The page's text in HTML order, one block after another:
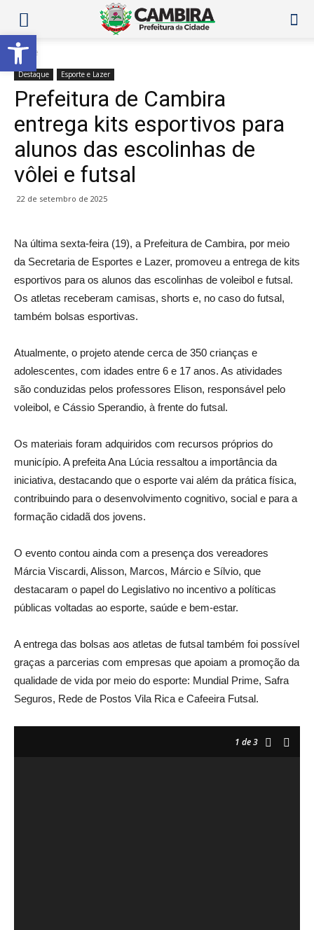
Home
Destaque Esporte e Lazer
Prefeitura de Cambira
entrega kits esportivos para
alunos das escolinhas de
vôlei e futsal
22 de setembro de 2025
Na última sexta-feira (19), a Prefeitura de Cambira, por meio
da Secretaria de Esportes e Lazer, promoveu a entrega de kits
esportivos para os alunos das escolinhas de voleibol e futsal.
Os atletas receberam camisas, shorts e, no caso do futsal,
também bolsas esportivas.
Atualmente, o projeto atende cerca de 350 crianças e
adolescentes, com idades entre 6 e 17 anos. As atividades
são conduzidas pelos professores Elison, responsável pelo
voleibol, e Cássio Sperandio, à frente do futsal.
Os materiais foram adquiridos com recursos próprios do
município. A prefeita Ana Lúcia ressaltou a importância da
iniciativa, destacando que o esporte vai além da prática física,
contribuindo para o desenvolvimento cognitivo, social e para a
formação cidadã dos jovens.
O evento contou ainda com a presença dos vereadores
Márcia Viscardi, Alisson, Marcos, Márcio e Sílvio, que
destacaram o papel do Legislativo no incentivo a políticas
públicas voltadas ao esporte, saúde e bem-estar.
A entrega das bolsas aos atletas de futsal também foi possível
graças a parcerias com empresas que apoiam a promoção da
qualidade de vida por meio do esporte: Mundial Prime, Safra
Seguros, Rede de Postos Vila Rica e Cafeeira Futsal.
1 de 3
Abrir a barra de ferramentas